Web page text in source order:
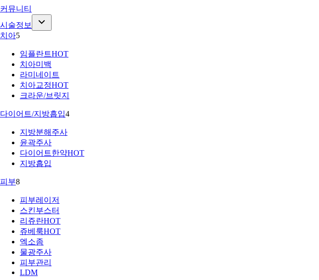
커뮤니티
시술정보
치아5
임플란트HOT
치아미백
라미네이트
치아교정HOT
크라운/브릿지
다이어트/지방흡입4
지방분해주사
윤곽주사
다이어트한약HOT
지방흡입
피부8
피부레이저
스킨부스터
리쥬란HOT
쥬베룩HOT
엑소좀
물광주사
피부관리
LDM